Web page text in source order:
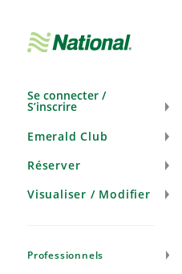
navigation
Se connecter /
S’inscrire
Emerald Club
Réserver
Visualiser / Modifier
Professionnels